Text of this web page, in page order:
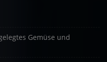
Gemüse und